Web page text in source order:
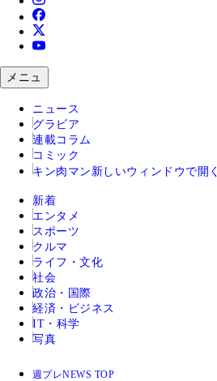
メニュ
ニュース
グラビア
連載コラム
コミック
キン肉マン 新しいウィンドウで開く
新着
エンタメ
スポーツ
クルマ
ライフ・文化
社会
政治・国際
経済・ビジネス
IT・科学
写真
週プレNEWS TOP